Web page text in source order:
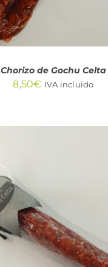
Chorizo de Gochu Celta
8,50€ IVA incluido
AÑADIR AL CARRITO